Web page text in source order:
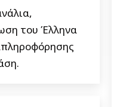
του Έλληνα